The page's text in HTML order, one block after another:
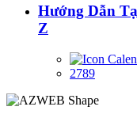
Hướng Dẫn
Z
2789